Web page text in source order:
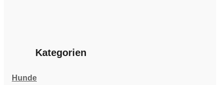
Kategorien
Hunde